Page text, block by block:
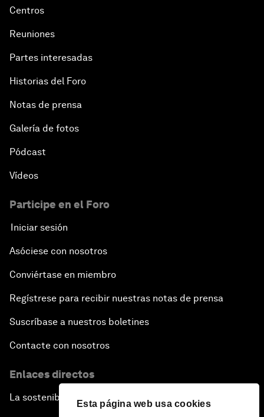
Esta página web usa cookies
Centros
Reuniones
Partes interesadas
Historias del Foro
Notas de prensa
Galería de fotos
Pódcast
Vídeos
Participe en el Foro
Iniciar sesión
Asóciese con nosotros
Conviértase en miembro
Regístrese para recibir nuestras notas de prensa
Suscríbase a nuestros boletines
Contacte con nosotros
Enlaces directos
La sostenibilidad en el Foro